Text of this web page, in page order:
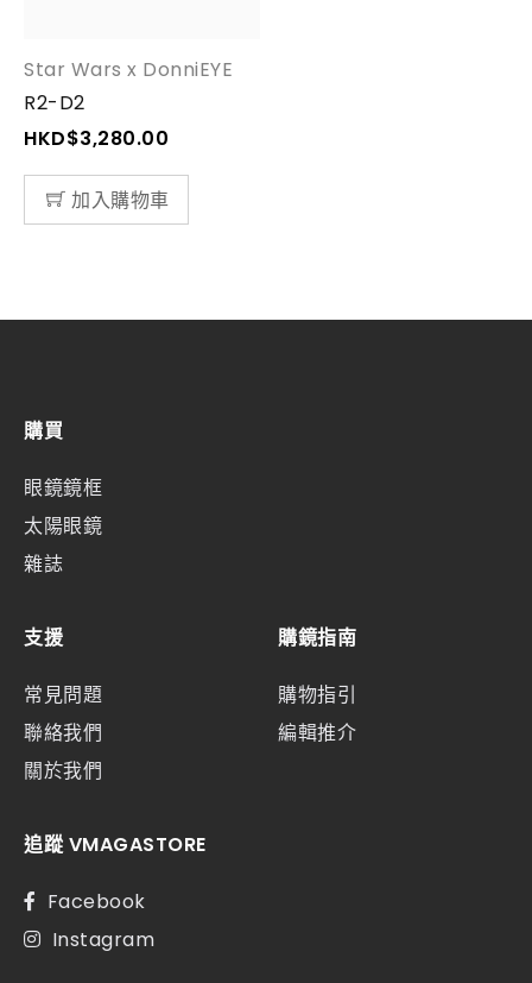
Star Wars x DonniEYE
R2-D2
HKD$3,280.00
加入購物車
購買
眼鏡鏡框
太陽眼鏡
雜誌
支援
常見問題
聯絡我們
關於我們
購鏡指南
購物指引
編輯推介
追蹤 VMAGASTORE
Facebook
Instagram